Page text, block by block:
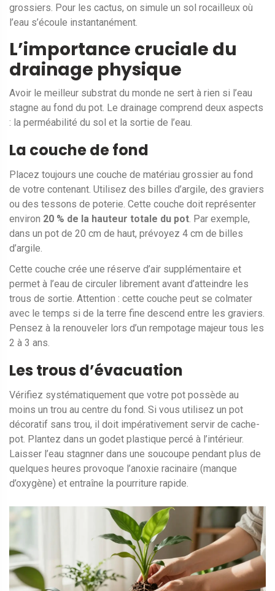
grossiers. Pour les cactus, on simule un sol rocailleux où
l’eau s’écoule instantanément.
L’importance cruciale du
drainage physique
Avoir le meilleur substrat du monde ne sert à rien si l’eau
stagne au fond du pot. Le drainage comprend deux aspects
: la perméabilité du sol et la sortie de l’eau.
La couche de fond
Placez toujours une couche de matériau grossier au fond
de votre contenant. Utilisez des billes d’argile, des graviers
ou des tessons de poterie. Cette couche doit représenter
environ 20 % de la hauteur totale du pot. Par exemple,
dans un pot de 20 cm de haut, prévoyez 4 cm de billes
d’argile.
Cette couche crée une réserve d’air supplémentaire et
permet à l’eau de circuler librement avant d’atteindre les
trous de sortie. Attention : cette couche peut se colmater
avec le temps si de la terre fine descend entre les graviers.
Pensez à la renouveler lors d’un rempotage majeur tous les
2 à 3 ans.
Les trous d’évacuation
Vérifiez systématiquement que votre pot possède au
moins un trou au centre du fond. Si vous utilisez un pot
décoratif sans trou, il doit impérativement servir de cache-
pot. Plantez dans un godet plastique percé à l’intérieur.
Laisser l’eau stagnner dans une soucoupe pendant plus de
quelques heures provoque l’anoxie racinaire (manque
d’oxygène) et entraîne la pourriture rapide.